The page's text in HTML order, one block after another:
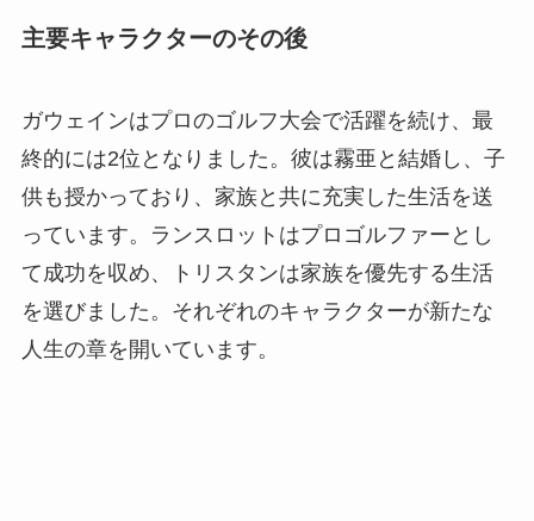
主要キャラクターのその後
ガウェインはプロのゴルフ大会で活躍を続け、最
終的には2位となりました。彼は霧亜と結婚し、子
供も授かっており、家族と共に充実した生活を送
っています。ランスロットはプロゴルファーとし
て成功を収め、トリスタンは家族を優先する生活
を選びました。それぞれのキャラクターが新たな
人生の章を開いています。